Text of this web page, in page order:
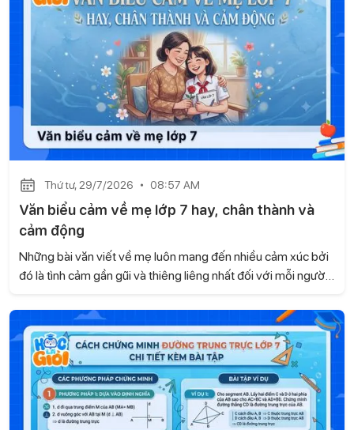
Thứ tư, 29/7/2026 08:57 AM
Văn biểu cảm về mẹ lớp 7 hay, chân thành và
cảm động
Những bài văn viết về mẹ luôn mang đến nhiều cảm xúc bởi
đó là tình cảm gần gũi và thiêng liêng nhất đối với mỗi người.
hay, chân thành và cảm động do Học là Giỏi tổng hợp để em
có thể tham khảo.